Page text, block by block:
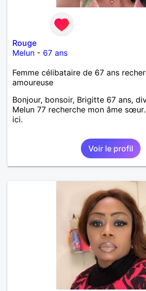
Rouge
Melun - 67 ans
Femme célibataire de 67 ans
amoureuse
Bonjour, bonsoir, Brigitte 67 ans,
Melun 77 recherche mon âme
ici.
Voir le profil